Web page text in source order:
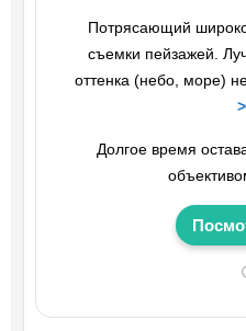
Потрясающий
съемки пейзажей.
оттенка (небо, море)
Долгое время